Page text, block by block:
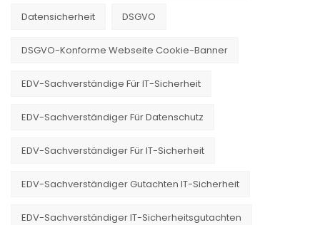
Datensicherheit DSGVO
DSGVO-Konforme Webseite Cookie-Banner
EDV-Sachverständige Für IT-Sicherheit
EDV-Sachverständiger Für Datenschutz
EDV-Sachverständiger Für IT-Sicherheit
EDV-Sachverständiger Gutachten IT-Sicherheit
EDV-Sachverständiger IT-Sicherheitsgutachten